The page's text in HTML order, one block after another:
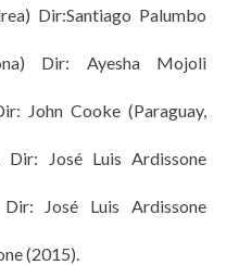
Dir:Santiago Palumbo
Dir: Ayesha Mojoli
John Cooke (Paraguay,
José Luis Ardissone
Dir: José Luis Ardissone
(2015).